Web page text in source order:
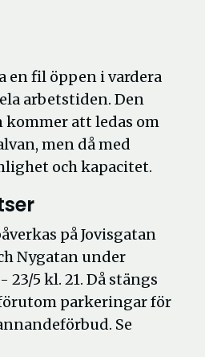
en fil öppen i vardera
arbetstiden. Den
att ledas om
men då med
och kapacitet.
på Jovisgatan
Nygatan under
23/5 kl. 21. Då stängs
parkeringar för
Se